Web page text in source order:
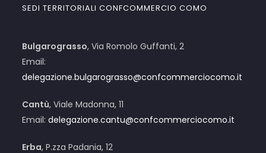
SEDI TERRITORIALI CONFCOMMERCIO COMO
Bulgarograsso, Via Romolo Guffanti, 2
Email:
delegazione.bulgarograsso@confcommerciocomo.it
Cantù, Viale Madonna, 11
Email:delegazione.cantu@confcommerciocomo.it
Erba, P.zza Padania, 12